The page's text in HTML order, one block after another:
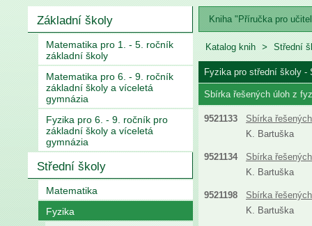
Základní školy
Matematika pro 1. - 5. ročník
základní školy
Matematika pro 6. - 9. ročník
základní školy a víceletá
gymnázia
Fyzika pro 6. - 9. ročník pro
základní školy a víceletá
gymnázia
Střední školy
Matematika
Fyzika
Kniha "Příručka pro
Katalog knih Střední
Fyzika pro střední školy -
Sbírka řešených úloh z
9521133
Sbírka
K. Bartuška
9521134
Sbírka
K. Bartuška
9521198
Sbírka
K. Bartuška